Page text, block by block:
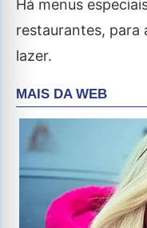
Há menus
restaurantes, para
lazer.